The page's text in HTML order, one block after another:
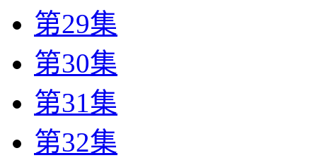
第29集
第30集
第31集
第32集